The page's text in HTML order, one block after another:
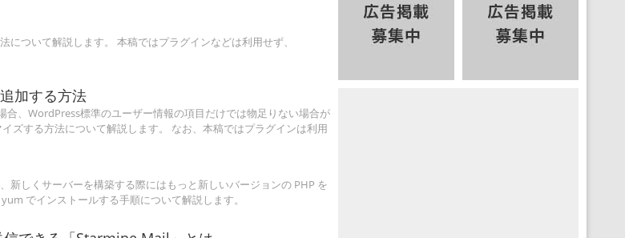
ついて解説します。 本稿ではプラグインなどは利用せず、
加する方法
、WordPress標準のユーザー情報の項目だけでは物足りない場合が
ズする方法について解説します。 なお、本稿ではプラグインは利用
新しくサーバーを構築する際にはもっと新しいバージョンの PHP を
でインストールする手順について解説します。